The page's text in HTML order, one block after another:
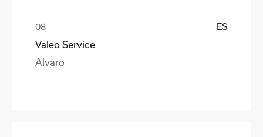
ES
Valeo Service
Alvaro